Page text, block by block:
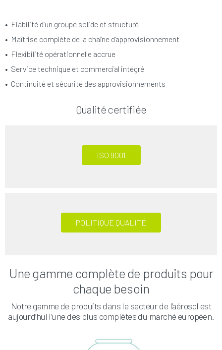
• Fiabilité d’un groupe solide et structuré
• Maîtrise complète de la chaîne d’approvisionnement
• Flexibilité opérationnelle accrue
• Service technique et commercial intégré
• Continuité et sécurité des approvisionnements
Qualité certifiée
ISO 9001
POLITIQUE QUALITÉ
Une gamme complète de produits pour
chaque besoin
Notre gamme de produits dans le secteur de l’aérosol est
aujourd’hui l’une des plus complètes du marché européen.